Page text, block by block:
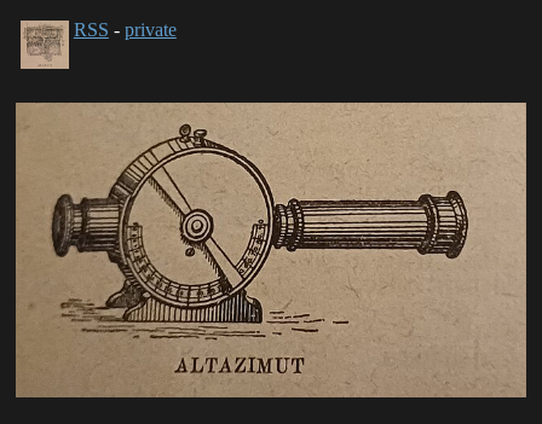
RSS - private